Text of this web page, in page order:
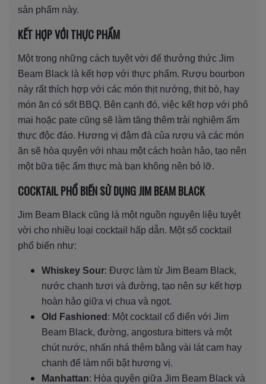
sản phẩm này.
KẾT HỢP VỚI THỰC PHẨM
Một trong những cách tuyệt vời để thưởng thức Jim
Beam Black là kết hợp với thực phẩm. Rượu bourbon
này rất thích hợp với các món thịt nướng, thịt bò, hay
món ăn có sốt BBQ. Bên cạnh đó, việc kết hợp với phô
mai hoặc pate cũng sẽ làm tăng thêm trải nghiệm ẩm
thực độc đáo. Hương vị đậm đà của rượu và các món
ăn sẽ hòa quyện với nhau một cách hoàn hảo, tạo nên
một bữa tiệc ẩm thực mà bạn không nên bỏ lỡ.
COCKTAIL PHỔ BIẾN SỬ DỤNG JIM BEAM BLACK
Jim Beam Black cũng là một nguồn nguyên liệu tuyệt
vời cho nhiều loại cocktail hấp dẫn. Một số cocktail
phổ biến như:
Whiskey Sour: Được làm từ Jim Beam Black,
nước chanh tươi và đường, tạo nên sự kết hợp
hoàn hảo giữa vị chua và ngọt.
Old Fashioned : Một cocktail cổ điển với Jim
Beam Black, đường, angostura bitters và một
chút nước, nhấn nhá thêm bằng vài lát cam hay
chanh để làm nổi bật hương vị.
Manhattan: Hòa quyện giữa Jim Beam Black và